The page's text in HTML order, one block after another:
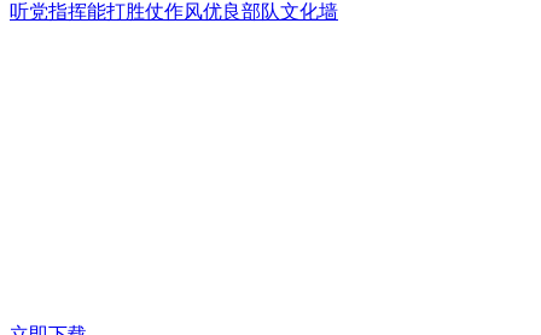
听党指挥能打胜仗作风优良部队文化墙